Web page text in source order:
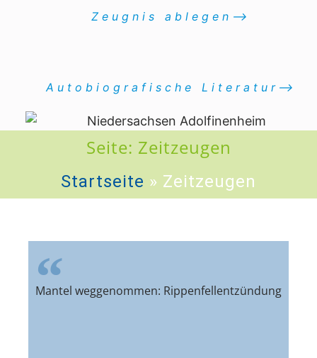
Zeugnis ablegen⟶
Autobiografische Literatur⟶
Seite: Zeitzeugen
Startseite » Zeitzeugen
Mantel weggenommen: Rippenfellentzündung